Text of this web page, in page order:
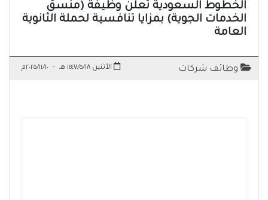
الخطوط السعودية تعلن وظيفة (منسق
الخدمات الجوية) بمزايا تنافسية لحملة الثانوية
العامة
وظائف شركات الأثنين ١٤٤٧/٥/١٨ هـ - ٢٠٢٥/١١/١٠م